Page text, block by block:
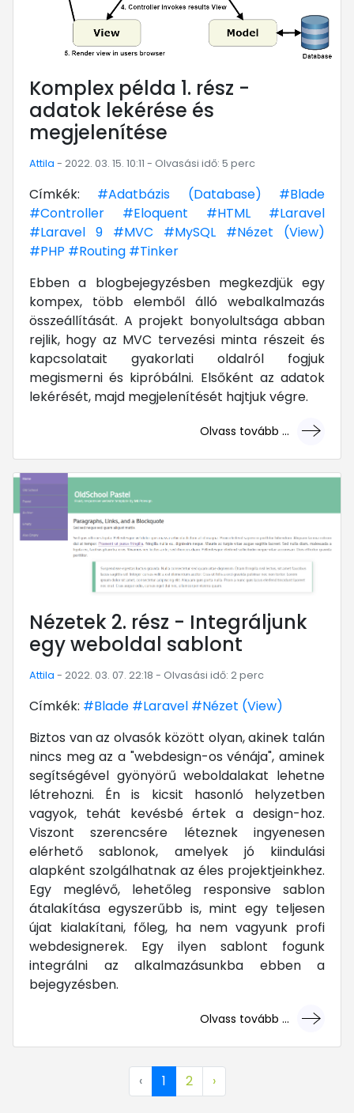
Komplex példa 1. rész -
adatok lekérése és
megjelenítése
Attila - 2022. 03. 15. 10:11 - Olvasási idő: 5 perc
Címkék: #Adatbázis (Database)
#Blade
#Controller
#Eloquent #HTML
#Laravel
#Laravel 9
#MVC #MySQL
#Nézet (View)
#PHP #Routing #Tinker
Ebben a blogbejegyzésben megkezdjük egy
kompex, több elemből álló webalkalmazás
összeállítását. A projekt bonyolultsága abban
rejlik, hogy az MVC tervezési minta részeit és
kapcsolatait gyakorlati oldalról fogjuk
megismerni és kipróbálni. Elsőként az adatok
lekérését, majd megjelenítését hajtjuk végre.
Olvass tovább ...
... mert megéri!
Nézetek 2. rész - Integráljunk
egy weboldal sablont
Attila - 2022. 03. 07. 22:18 - Olvasási idő: 2 perc
Címkék: #Blade #Laravel #Nézet (View)
Biztos van az olvasók között olyan, akinek talán
nincs meg az a "webdesign-os vénája", aminek
segítségével gyönyörű weboldalakat lehetne
létrehozni. Én is kicsit hasonló helyzetben
vagyok, tehát kevésbé értek a design-hoz.
Viszont szerencsére léteznek ingyenesen
elérhető sablonok, amelyek jó kiindulási
alapként szolgálhatnak az éles projektjeinkhez.
Egy meglévő, lehetőleg responsive sablon
átalakítása egyszerűbb is, mint egy teljesen
újat kialakítani, főleg, ha nem vagyunk profi
webdesignerek. Egy ilyen sablont fogunk
integrálni az alkalmazásunkba ebben a
bejegyzésben.
Olvass tovább ...
... mert megéri!
‹ 1 2 ›